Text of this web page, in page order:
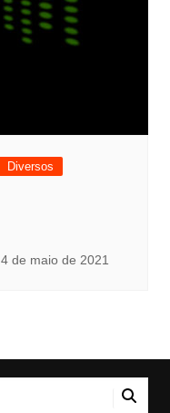
Diversos
4 de maio de 2021